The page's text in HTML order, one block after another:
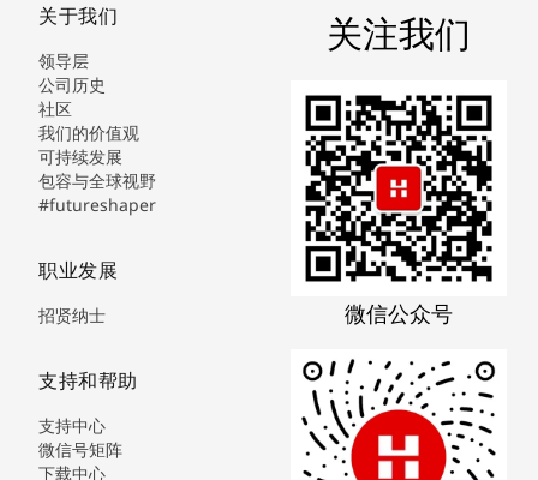
关于我们
领导层
公司历史
社区
我们的价值观
可持续发展
包容与全球视野
#futureshaper
职业发展
招贤纳士
支持和帮助
支持中心
微信号矩阵
下载中心
关注我们
微信公众号